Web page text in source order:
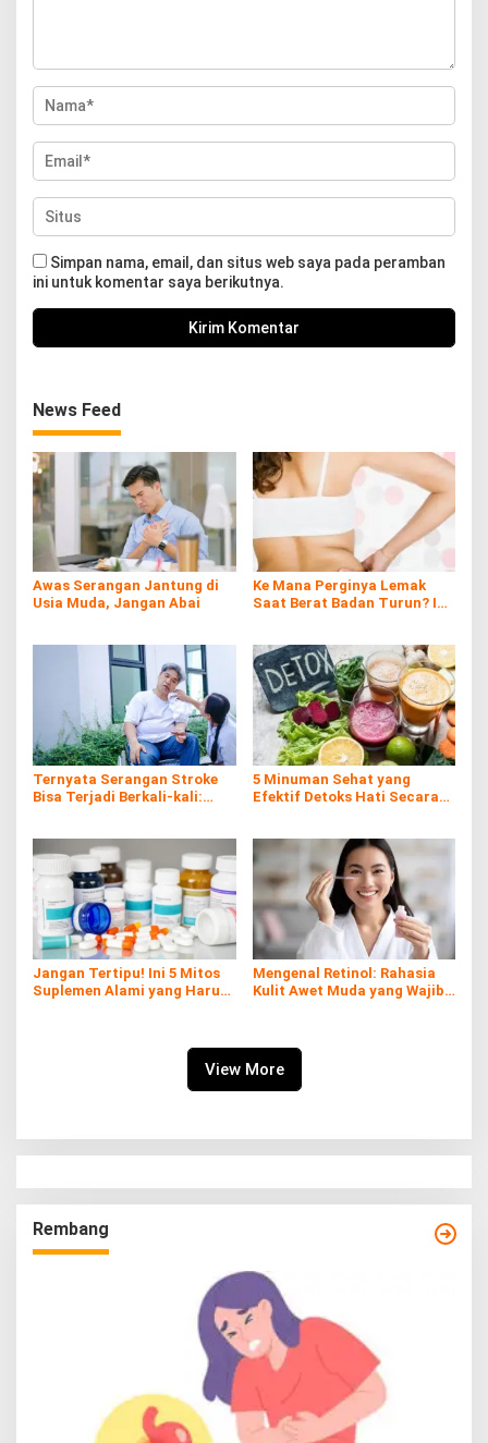
Simpan nama, email, dan situs web saya pada peramban
ini untuk komentar saya berikutnya.
News Feed
Awas Serangan Jantung di
Usia Muda, Jangan Abai
Ke Mana Perginya Lemak
Saat Berat Badan Turun? Ini
Ternyata Serangan Stroke
Bisa Terjadi Berkali-kali:
5 Minuman Sehat yang
Efektif Detoks Hati Secara
Jangan Tertipu! Ini 5 Mitos
Suplemen Alami yang Harus
Mengenal Retinol: Rahasia
Kulit Awet Muda yang Wajib
View More
Rembang